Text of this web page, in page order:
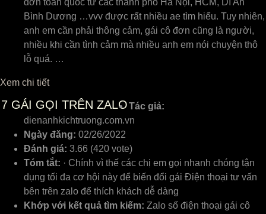
đơn toàn quốc từ các thành phố Hà Nội, HCM, Dĩ An
Bình Dương …vvv được rất nhiều ae tìm hiểu. Tuy nhiên,
anh em cần phải thông cảm, gái cô đơn cũng là người,
nhiều khi cần tình cảm mà nhiều anh em nói chuyện thô
lỗ quá. …
Xem chi tiết
7 GÁI GỌI TRÊN ZALOTác giả:
dienanhkichtruong.com.vn
Ngày đăng: 02/26/2022
Đánh giá: 3.66 (420 vote)
Tóm tắt: · Chính vì thế các chị em gọi nhanh chóng tận
dụng tối đa cơ hội này để biến đổi gái Điện thoại tư vấn
bên trên zalo để thích khách dễ dàng
Khớp với kết quả tìm kiếm: Zalo số điện thoại gái cô